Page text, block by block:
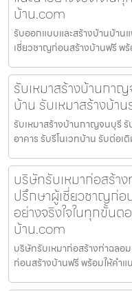
บ้าน.com
รับออกแบบและสร้างบ้านบ้าน
เชี่ยวชาญก่อนสร้างบ้านฟรี พ
รับเหมาสร้างบ้านกา
บ้าน รับเหมาสร้างบ้า
รับเหมาสร้างบ้านกาญจนบุรี รั
อาคาร รับรีโนเวทบ้าน รับต่อ
บริษัทรับเหมาก่อสร้า
ปรึกษาผู้เชี่ยวชาญก่อ
อย่างจริงใจในทุกขั้นต
บ้าน.com
บริษัทรับเหมาก่อสร้างท่าฉลอ
ก่อนสร้างบ้านฟรี พร้อมให้คำ